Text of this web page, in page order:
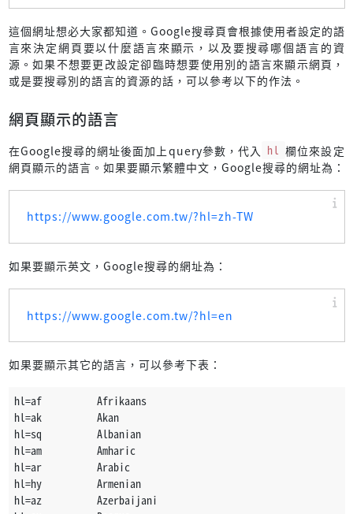
這個網址想必大家都知道。Google搜尋頁會根據使用者設定的語
言來決定網頁要以什麼語言來顯示，以及要搜尋哪個語言的資
源。如果不想要更改設定卻臨時想要使用別的語言來顯示網頁，
或是要搜尋別的語言的資源的話，可以參考以下的作法。
網頁顯示的語言
在Google搜尋的網址後面加上query參數，代入 hl 欄位來設定
網頁顯示的語言。如果要顯示繁體中文，Google搜尋的網址為：
https://www.google.com.tw/?hl=zh-TW
如果要顯示英文，Google搜尋的網址為：
https://www.google.com.tw/?hl=en
如果要顯示其它的語言，可以參考下表：
hl=af          Afrikaans
hl=ak          Akan
hl=sq          Albanian
hl=am          Amharic
hl=ar          Arabic
hl=hy          Armenian
hl=az          Azerbaijani